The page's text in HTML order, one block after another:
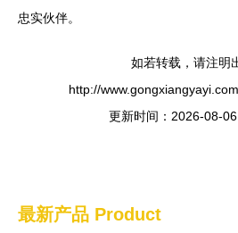
忠实伙伴。
如若转载，请注明
http://
更新时间：2026-08-
最新产品 Product